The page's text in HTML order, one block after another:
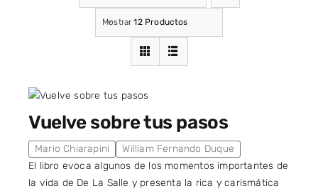
Mostrar12 Productos
Vuelve sobre tus pasos
Mario Chiarapini
William Fernando Duque
El libro evoca algunos de los momentos importantes de
la vida de De La Salle y presenta la rica y carismática